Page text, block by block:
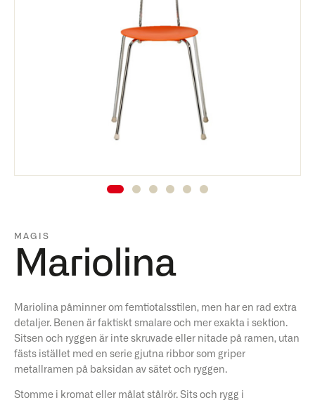
MAGIS
Mariolina
Mariolina påminner om femtiotalsstilen, men har en rad extra
detaljer. Benen är faktiskt smalare och mer exakta i sektion.
Sitsen och ryggen är inte skruvade eller nitade på ramen, utan
fästs istället med en serie gjutna ribbor som griper
metallramen på baksidan av sätet och ryggen.
Stomme i kromat eller målat stålrör. Sits och rygg i